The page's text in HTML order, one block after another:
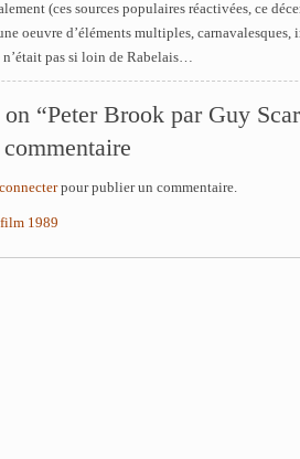
(ces sources populaires réactivées, ce
oeuvre d’éléments multiples, carnavalesques,
pas si loin de Rabelais…
“Peter Brook par Guy
pour publier un commentaire.
1989